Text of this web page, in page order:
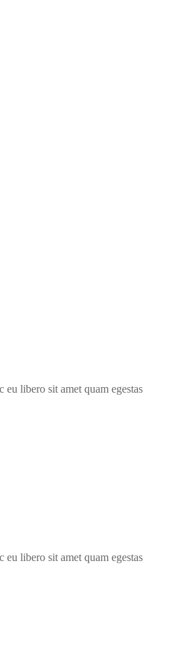
eu libero sit amet quam egestas
eu libero sit amet quam egestas